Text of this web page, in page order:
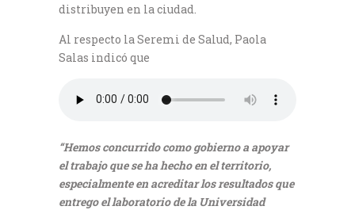
distribuyen en la ciudad.
Al respecto la Seremi de Salud, Paola
Salas indicó que
“Hemos concurrido como gobierno a apoyar
el trabajo que se ha hecho en el territorio,
especialmente en acreditar los resultados que
entrego el laboratorio de la Universidad